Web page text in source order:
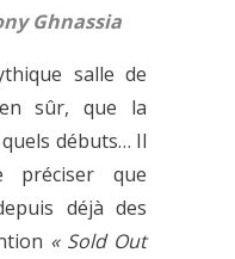
Ghnassia
salle de
sûr, que la
débuts… Il
préciser que
déjà des
« Sold Out